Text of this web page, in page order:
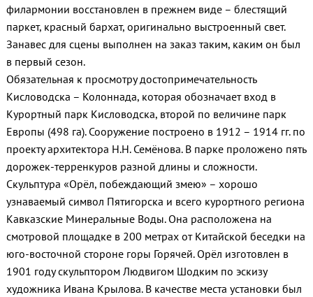
филармонии восстановлен в прежнем виде – блестящий
паркет, красный бархат, оригинально выстроенный свет.
Занавес для сцены выполнен на заказ таким, каким он был
в первый сезон.
Обязательная к просмотру достопримечательность
Кисловодска – Колоннада, которая обозначает вход в
Курортный парк Кисловодска, второй по величине парк
Европы (498 га). Сооружение построено в 1912 – 1914 гг. по
проекту архитектора Н.Н. Семёнова. В парке проложено пять
дорожек-терренкуров разной длины и сложности.
Скульптура «Орёл, побеждающий змею» – хорошо
узнаваемый символ Пятигорска и всего курортного региона
Кавказские Минеральные Воды. Она расположена на
смотровой площадке в 200 метрах от Китайской беседки на
юго-восточной стороне горы Горячей. Орёл изготовлен в
1901 году скульптором Людвигом Шодким по эскизу
художника Ивана Крылова. В качестве места установки был